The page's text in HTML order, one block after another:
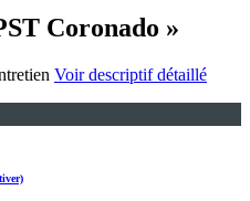
Coronado »
Voir descriptif détaillé